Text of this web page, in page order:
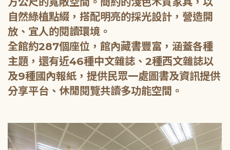
自然綠植點綴，搭配明亮的採光設計，營造開
放、宜人的閱讀環境。
全館約287個座位，館內藏書豐富，涵蓋各種
主題，還有近46種中文雜誌、2種西文雜誌以
及9種國內報紙，提供民眾一處圖書及資訊提供